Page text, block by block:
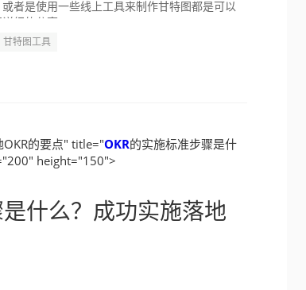
者是使用一些线上工具来制作甘特图都是可以
甘特图工具
的要点" title="OKR的实施标准步骤是什
height="150">
什么？成功实施落地